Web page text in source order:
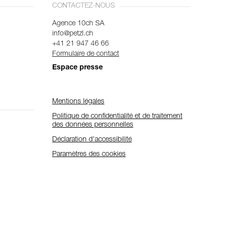
CONTACTEZ-NOUS
Agence 10ch SA
info@petzl.ch
+41 21 947 46 66
Formulaire de contact
Espace presse
Mentions légales
Politique de confidentialité et de traitement
des données personnelles
Déclaration d'accessibilité
Paramètres des cookies